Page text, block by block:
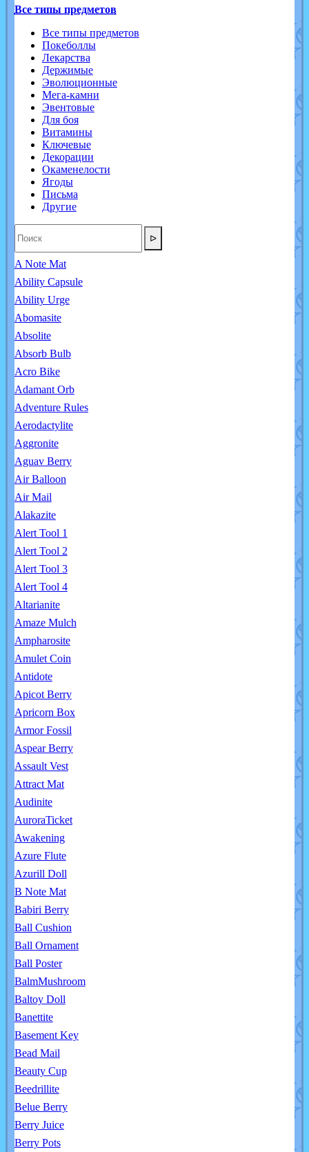
Все типы предметов
Все типы предметов
Покеболлы
Лекарства
Держимые
Эволюционные
Мега-камни
Эвентовые
Для боя
Витамины
Ключевые
Декорации
Окаменелости
Ягоды
Письма
Другие
ᐅ
A Note Mat
Ability Capsule
Ability Urge
Abomasite
Absolite
Absorb Bulb
Acro Bike
Adamant Orb
Adventure Rules
Aerodactylite
Aggronite
Aguav Berry
Air Balloon
Air Mail
Alakazite
Alert Tool 1
Alert Tool 2
Alert Tool 3
Alert Tool 4
Altarianite
Amaze Mulch
Ampharosite
Amulet Coin
Antidote
Apicot Berry
Apricorn Box
Armor Fossil
Aspear Berry
Assault Vest
Attract Mat
Audinite
AuroraTicket
Awakening
Azure Flute
Azurill Doll
B Note Mat
Babiri Berry
Ball Cushion
Ball Ornament
Ball Poster
BalmMushroom
Baltoy Doll
Banettite
Basement Key
Bead Mail
Beauty Cup
Beedrillite
Belue Berry
Berry Juice
Berry Pots